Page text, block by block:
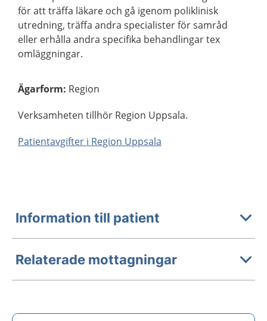
för att träffa läkare och gå igenom poliklinisk
utredning, träffa andra specialister för samråd
eller erhålla andra specifika behandlingar tex
omläggningar.
Ägarform: Region
Verksamheten tillhör Region Uppsala.
Patientavgifter i Region Uppsala
Information till patient
Relaterade mottagningar